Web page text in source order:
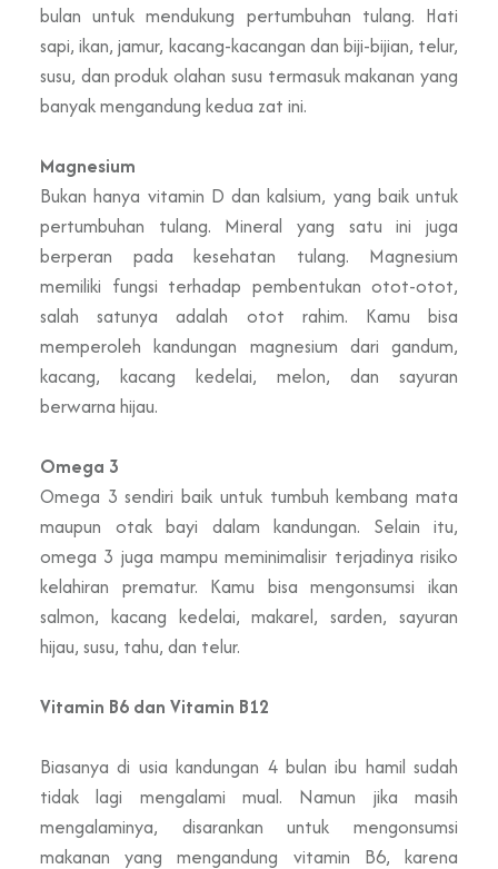
bulan untuk mendukung pertumbuhan tulang. Hati
sapi, ikan, jamur, kacang-kacangan dan biji-bijian, telur,
susu, dan produk olahan susu termasuk makanan yang
banyak mengandung kedua zat ini.
Magnesium
Bukan hanya vitamin D dan kalsium, yang baik untuk
pertumbuhan tulang. Mineral yang satu ini juga
berperan pada kesehatan tulang. Magnesium
memiliki fungsi terhadap pembentukan otot-otot,
salah satunya adalah otot rahim. Kamu bisa
memperoleh kandungan magnesium dari gandum,
kacang, kacang kedelai, melon, dan sayuran
berwarna hijau.
Omega 3
Omega 3 sendiri baik untuk tumbuh kembang mata
maupun otak bayi dalam kandungan. Selain itu,
omega 3 juga mampu meminimalisir terjadinya risiko
kelahiran prematur. Kamu bisa mengonsumsi ikan
salmon, kacang kedelai, makarel, sarden, sayuran
hijau, susu, tahu, dan telur.
Vitamin B6 dan Vitamin B12
Biasanya di usia kandungan 4 bulan ibu hamil sudah
tidak lagi mengalami mual. Namun jika masih
mengalaminya, disarankan untuk mengonsumsi
makanan yang mengandung vitamin B6, karena